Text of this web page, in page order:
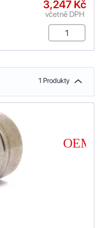
3,247 Kč
včetně DPH
1 Produkty